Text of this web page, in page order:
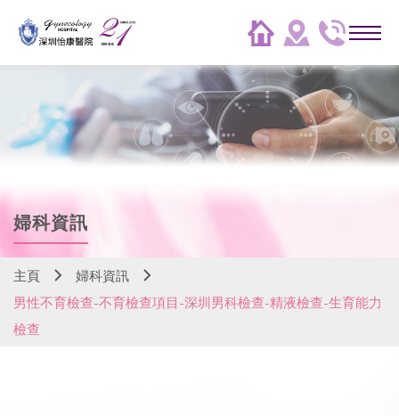
婦科資訊
主頁
婦科資訊
男性不育檢查-不育檢查項目-深圳男科檢查-精液檢查-生育能力
檢查